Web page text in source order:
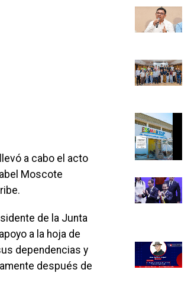
a cabo el acto
Moscote
de la Junta
a la hoja de
dependencias y
después de